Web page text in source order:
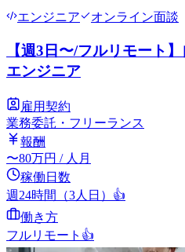
エンジニア オンライン面談
【週3日〜/フルリモート
エンジニア
雇用契約
業務委託・フリーランス
報酬
〜80万円 / 人月
稼働日数
週24時間（3人日） 👍
働き方
フルリモート 👍